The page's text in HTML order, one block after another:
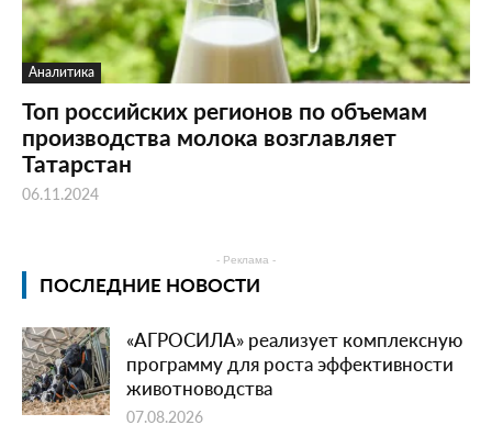
Аналитика
Топ российских регионов по объемам
производства молока возглавляет
Татарстан
06.11.2024
- Реклама -
ПОСЛЕДНИЕ НОВОСТИ
«АГРОСИЛА» реализует комплексную
программу для роста эффективности
животноводства
07.08.2026